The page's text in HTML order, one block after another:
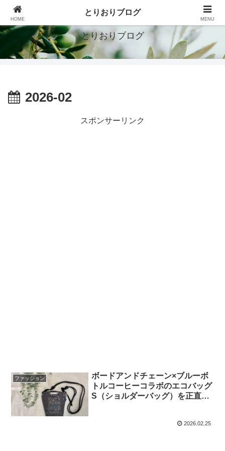
シンプルで豊かな暮らしを目指す
とりおりブログ
2026-02
スポンサーリンク
ファッション
ボードアンドチェーン×ブルーボ
トルコーヒーコラボのエコバッグ
S（ショルダーバッグ）を正直レ
2026.02.25
HOME
とりおりブログ
MENU